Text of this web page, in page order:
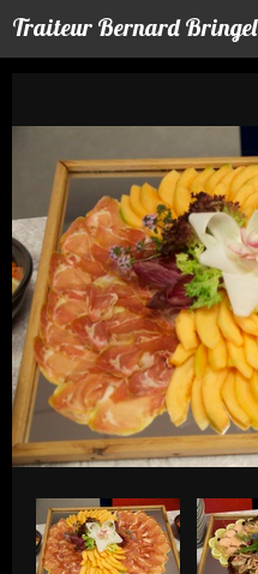
Traiteur Bernard Bringel
Panneau de gestion des cookies